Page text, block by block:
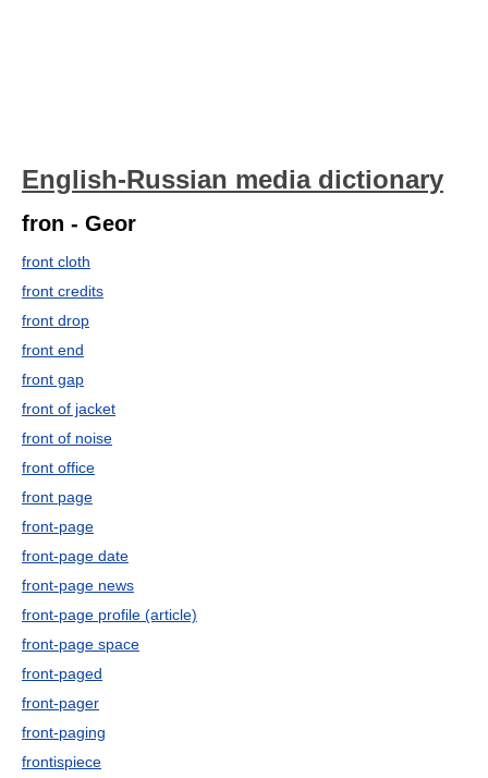
English-Russian media dictionary
fron - Geor
front cloth
front credits
front drop
front end
front gap
front of jacket
front of noise
front office
front page
front-page
front-page date
front-page news
front-page profile (article)
front-page space
front-paged
front-pager
front-paging
frontispiece